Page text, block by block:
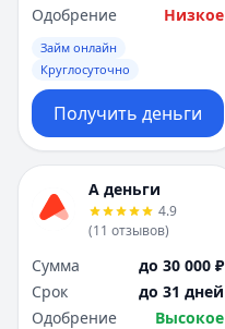
Одобрение
Низкое
Займ онлайн
Круглосуточно
Получить деньги
А деньги
4.9
(11 отзывов)
Сумма
до 30 000 ₽
Срок
до 31 дней
Одобрение
Высокое